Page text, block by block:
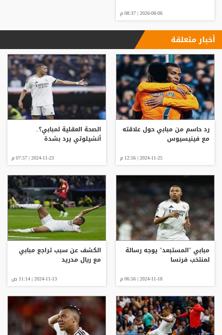
2026-08-06 | 08:37 م
أخبار متعلقة
رد حاسم من مبابي حول علاقته
مع فينيسيوس
2024-11-25 | 12:56 م
الصحة العقلية لمبابي؟..
أنشيلوتي يرد بشدة
2024-11-23 | 07:57 م
مبابي "المستبعد" يوجه رسالة
لمنتخب فرنسا
2024-11-18 | 06:56 م
الكشف عن سبب تراجع مبابي
مع ريال مدريد
2024-11-13 | 11:14 ص